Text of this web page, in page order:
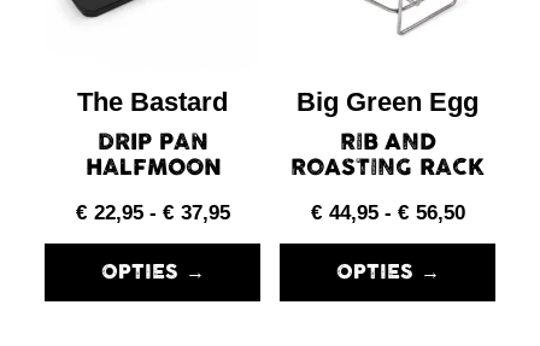
The Bastard
DRIP PAN
HALFMOON
€ 22,95 - € 37,95
OPTIES →
Big Green Egg
RIB AND
ROASTING RACK
€ 44,95 - € 56,50
OPTIES →